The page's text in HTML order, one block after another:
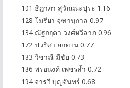
101 ธิฎาภา สุวัณณะปุระ 1.16
128 โมรียา จุฑานุกาล 0.97
134 ณัฐกฤตา วงศ์ทวีลาภ 0.96
172 ปวริศา ยกทวน 0.77
183 วิชาณี มีชัย 0.73
186 พรอนงค์ เพชรล้ำ 0.72
194 จารวี บุญจันทร์ 0.68